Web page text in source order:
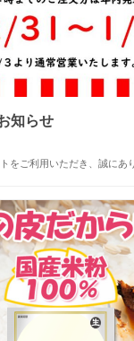
知らせ
をご利用いただき、誠にあ